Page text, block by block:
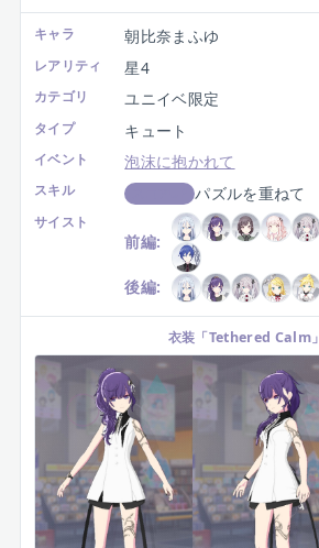
キャラ 朝比奈まふゆ
レアリティ 星4
カテゴリ ユニイベ限定
タイプ キュート
イベント 泡沫に抱かれて
スキル パズルを重ねて
サイスト
前編:
後編:
衣装 「Tethered Calm」